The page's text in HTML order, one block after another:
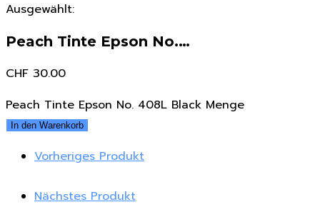
Ausgewählt:
Peach Tinte Epson No.…
CHF 30.00
Peach Tinte Epson No. 408L Black Menge
In den Warenkorb
Vorheriges Produkt
Nächstes Produkt